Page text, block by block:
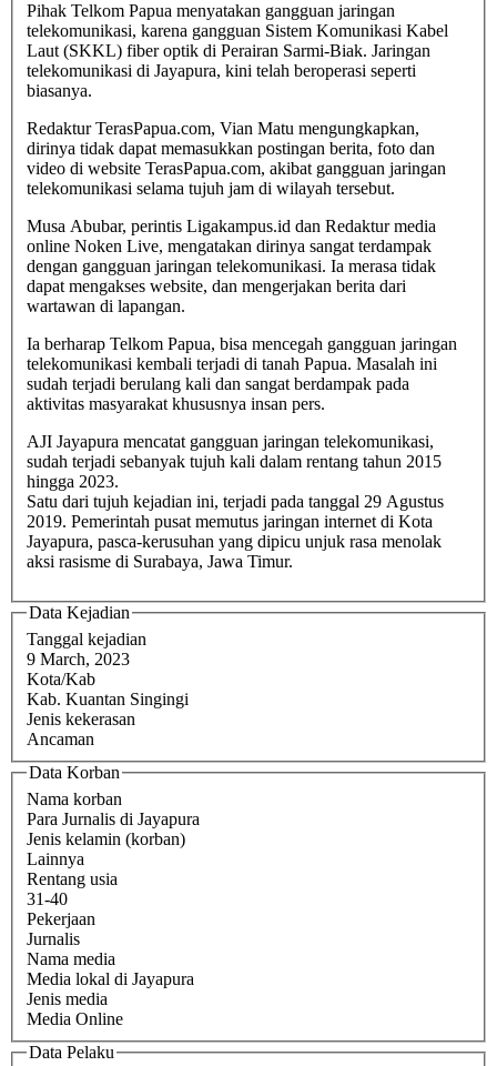
Pihak Telkom Papua menyatakan gangguan jaringan
telekomunikasi, karena gangguan Sistem Komunikasi Kabel
Laut (SKKL) fiber optik di Perairan Sarmi-Biak. Jaringan
telekomunikasi di Jayapura, kini telah beroperasi seperti
biasanya.
Redaktur TerasPapua.com, Vian Matu mengungkapkan,
dirinya tidak dapat memasukkan postingan berita, foto dan
video di website TerasPapua.com, akibat gangguan jaringan
telekomunikasi selama tujuh jam di wilayah tersebut.
Musa Abubar, perintis Ligakampus.id dan Redaktur media
online Noken Live, mengatakan dirinya sangat terdampak
dengan gangguan jaringan telekomunikasi. Ia merasa tidak
dapat mengakses website, dan mengerjakan berita dari
wartawan di lapangan.
Ia berharap Telkom Papua, bisa mencegah gangguan jaringan
telekomunikasi kembali terjadi di tanah Papua. Masalah ini
sudah terjadi berulang kali dan sangat berdampak pada
aktivitas masyarakat khususnya insan pers.
AJI Jayapura mencatat gangguan jaringan telekomunikasi,
sudah terjadi sebanyak tujuh kali dalam rentang tahun 2015
hingga 2023.
Satu dari tujuh kejadian ini, terjadi pada tanggal 29 Agustus
2019. Pemerintah pusat memutus jaringan internet di Kota
Jayapura, pasca-kerusuhan yang dipicu unjuk rasa menolak
aksi rasisme di Surabaya, Jawa Timur.
Data Kejadian
Tanggal kejadian
9 March, 2023
Kota/Kab
Kab. Kuantan Singingi
Jenis kekerasan
Ancaman
Data Korban
Nama korban
Para Jurnalis di Jayapura
Jenis kelamin (korban)
Lainnya
Rentang usia
31-40
Pekerjaan
Jurnalis
Nama media
Media lokal di Jayapura
Jenis media
Media Online
Data Pelaku